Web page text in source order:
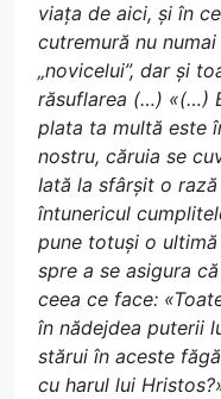
viața de aici, și în
cutremură nu
„novicelui”, dar și
răsuflarea (…) «(…)
plata ta multă este
nostru, căruia se
Iată la sfârșit o
întunericul
pune totuși o
spre a se asigura
ceea ce face:
în nădejdea puterii
stărui în aceste
cu harul lui